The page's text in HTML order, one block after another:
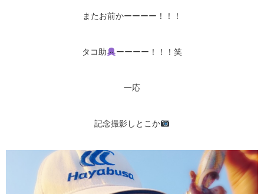
またお前かーーーー！！！
タコ助 ーーーー！！！笑
一応
記念撮影しとこか